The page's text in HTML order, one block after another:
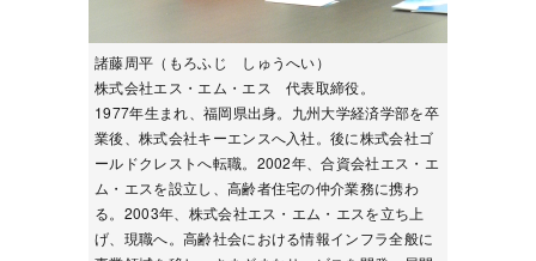
諸藤周平（もろふじ しゅうへい）
株式会社エス・エム・エス 代表取締役。
1977年生まれ、福岡県出身。九州大学経済学部を卒
業後、株式会社キーエンスへ入社。後に株式会社ゴ
ールドクレストへ転職。2002年、合資会社エス・エ
ム・エスを設立し、高齢者住宅の仲介業務に携わ
る。2003年、株式会社エス・エム・エスを立ち上
げ、現職へ。高齢社会における情報インフラ全般に